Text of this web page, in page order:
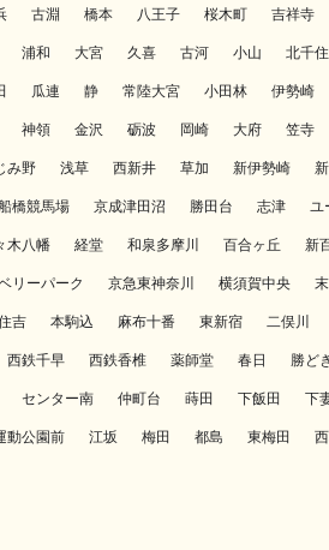
古淵 橋本 八王子 桜木町 吉祥寺
浦和 大宮 久喜 古河 小山 北千住
瓜連 静 常陸大宮 小田林 伊勢崎
神領 金沢 砺波 岡崎 大府 笠寺
み野 浅草 西新井 草加 新伊勢崎
橋競馬場 京成津田沼 勝田台 志津 ユ
木八幡 経堂 和泉多摩川 百合ヶ丘 新
リーパーク 京急東神奈川 横須賀中央
吉 本駒込 麻布十番 東新宿 二俣川
西鉄千早 西鉄香椎 薬師堂 春日 勝ど
センター南 仲町台 蒔田 下飯田 下
動公園前 江坂 梅田 都島 東梅田